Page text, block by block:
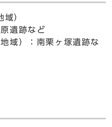
）
遺跡など
域）：南栗ヶ塚遺跡な